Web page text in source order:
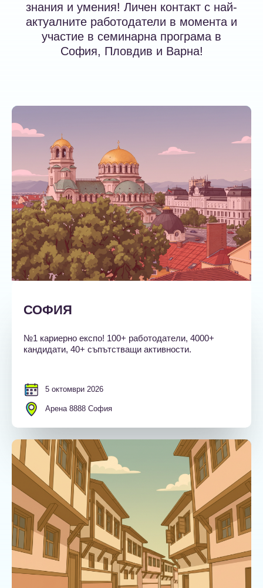
знания и умения! Личен контакт с най-
актуалните работодатели в момента и
участие в семинарна програма в
София, Пловдив и Варна!
СОФИЯ
№1 кариерно експо! 100+ работодатели, 4000+
кандидати, 40+ съпътстващи активности.
5 октомври 2026
Арена 8888 София